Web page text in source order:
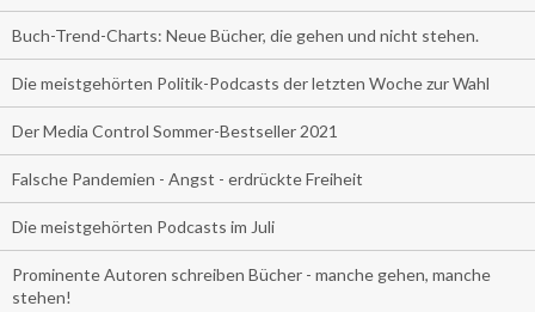
Buch-Trend-Charts: Neue Bücher, die gehen und nicht stehen.
Die meistgehörten Politik-Podcasts der letzten Woche zur Wahl
Der Media Control Sommer-Bestseller 2021
Falsche Pandemien - Angst - erdrückte Freiheit
Die meistgehörten Podcasts im Juli
Prominente Autoren schreiben Bücher - manche gehen, manche
stehen!